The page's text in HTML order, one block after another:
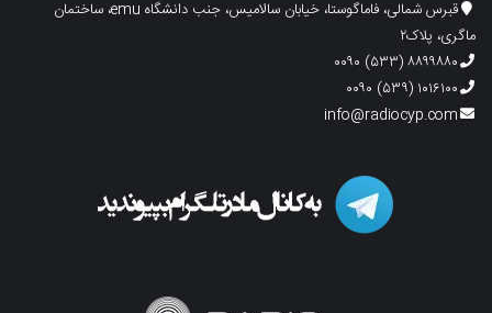
قبرس شمالی، فاماگوستا، خیابان سالامیس، جنب دانشگاه emu، ساختمان
ماگری، پلاک۲
۸۸۹۹۸۸۰ (۵۳۳) ۰۰۹۰
۱۰۱۶۱۰۰ (۵۳۹) ۰۰۹۰
info@radiocyp.com